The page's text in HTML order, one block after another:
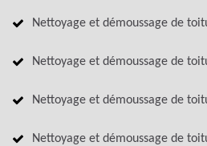
Nettoyage et démoussage de
Nettoyage et démoussage de
Nettoyage et démoussage de
Nettoyage et démoussage de